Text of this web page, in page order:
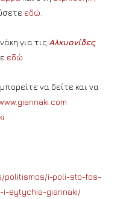
εδώ.
για τις Αλκυονίδες
εδώ.
να δείτε και να
politismos/i-poli-sto-fos-
eytychia-giannaki/